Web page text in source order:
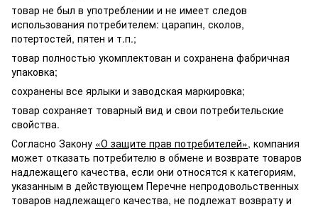
товар не был в употреблении и не имеет следов
использования потребителем: царапин, сколов,
потертостей, пятен и т.п.;
товар полностью укомплектован и сохранена фабричная
упаковка;
сохранены все ярлыки и заводская маркировка;
товар сохраняет товарный вид и свои потребительские
свойства.
Согласно Закону «О защите прав потребителей», компания
может отказать потребителю в обмене и возврате товаров
надлежащего качества, если они относятся к категориям,
указанным в действующем Перечне непродовольственных
товаров надлежащего качества, не подлежат возврату и